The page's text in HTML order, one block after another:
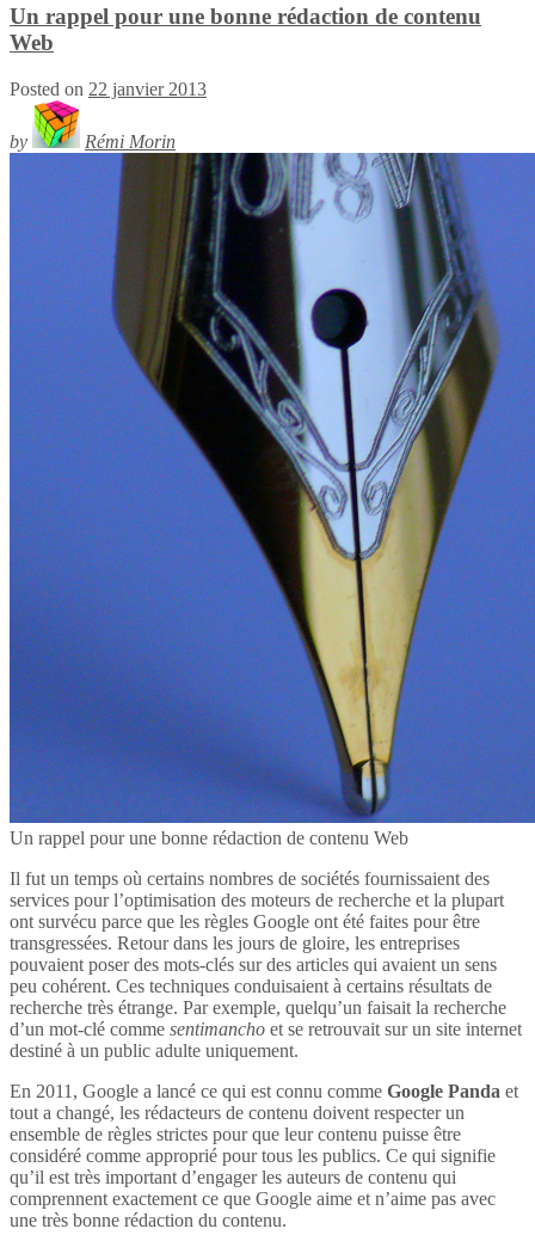
Un rappel pour une bonne rédaction de contenu
Web
Posted on 22 janvier 2013
by Rémi Morin
Un rappel pour une bonne rédaction de contenu Web
Il fut un temps où certains nombres de sociétés fournissaient des
services pour l’optimisation des moteurs de recherche et la plupart
ont survécu parce que les règles Google ont été faites pour être
transgressées. Retour dans les jours de gloire, les entreprises
pouvaient poser des mots-clés sur des articles qui avaient un sens
peu cohérent. Ces techniques conduisaient à certains résultats de
recherche très étrange. Par exemple, quelqu’un faisait la recherche
d’un mot-clé comme sentimancho et se retrouvait sur un site internet
destiné à un public adulte uniquement.
En 2011, Google a lancé ce qui est connu comme Google Panda et
tout a changé, les rédacteurs de contenu doivent respecter un
ensemble de règles strictes pour que leur contenu puisse être
considéré comme approprié pour tous les publics. Ce qui signifie
qu’il est très important d’engager les auteurs de contenu qui
comprennent exactement ce que Google aime et n’aime pas avec
une très bonne rédaction du contenu.